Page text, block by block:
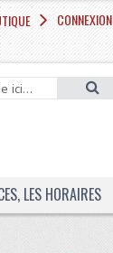
CONNEXION
LES HORAIRES